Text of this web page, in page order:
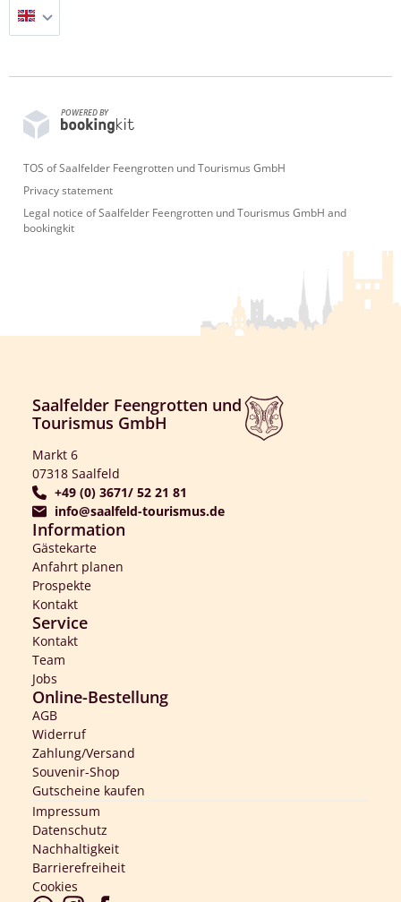
POWERED BY
TOS of Saalfelder Feengrotten und Tourismus GmbH
Privacy statement
Legal notice of Saalfelder Feengrotten und Tourismus GmbH and
bookingkit
Saalfelder Feengrotten und
Tourismus GmbH
Markt 6
07318 Saalfeld
+49 (0) 3671/ 52 21 81
info@saalfeld-tourismus.de
Information
Gästekarte
Anfahrt planen
Prospekte
Kontakt
Service
Kontakt
Team
Jobs
Online-Bestellung
AGB
Widerruf
Zahlung/Versand
Souvenir-Shop
Gutscheine kaufen
Impressum
Datenschutz
Nachhaltigkeit
Barrierefreiheit
Cookies